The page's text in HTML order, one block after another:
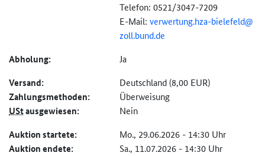
Telefon: 0521/3047-7209
E-Mail: verwertung.hza-bielefeld@
zoll.bund.de
Abholung: Ja
Versand: Deutschland (8,00 EUR)
Zahlungs­methoden: Überweisung
UStausgewiesen: Nein
Auktion startete: Mo., 29.06.2026 - 14:30 Uhr
Auktion endete: Sa., 11.07.2026 - 14:30 Uhr